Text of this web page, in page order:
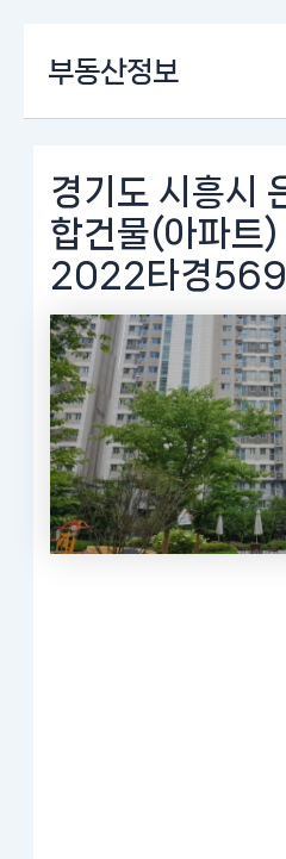
로
부동산정보
경기도 시흥시
합건물(아파트)
2022타경